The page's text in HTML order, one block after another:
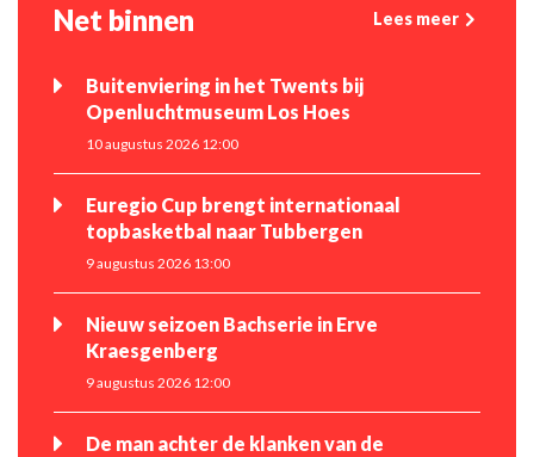
Net binnen Lees meer
Buitenviering in het Twents bij
Openluchtmuseum Los Hoes
10 augustus 2026 12:00
Euregio Cup brengt internationaal
topbasketbal naar Tubbergen
9 augustus 2026 13:00
Nieuw seizoen Bachserie in Erve
Kraesgenberg
9 augustus 2026 12:00
De man achter de klanken van de